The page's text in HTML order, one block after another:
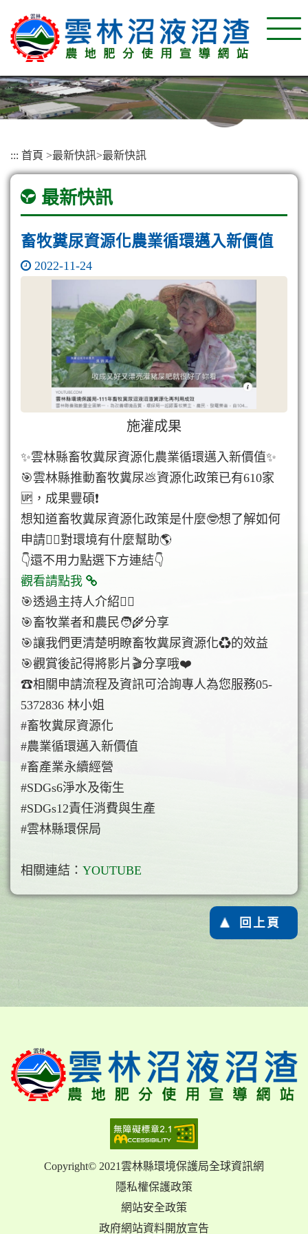
::: 首頁 >最新快訊>最新快訊
最新快訊
畜牧糞尿資源化農業循環邁入新價值
2022-11-24
施灌成果
✨雲林縣畜牧糞尿資源化農業循環邁入新價值✨
🎯雲林縣推動畜牧糞尿💩資源化政策已有610家
🆙，成果豐碩❗
想知道畜牧糞尿資源化政策是什麼🤓想了解如何
申請🙋‍♂️對環境有什麼幫助🌎
👇還不用力點選下方連結👇
觀看請點我
🎯透過主持人介紹💁‍♀️
🎯畜牧業者和農民🧑‍🌾分享
🎯讓我們更清楚明瞭畜牧糞尿資源化♻的效益
🎯觀賞後記得將影片🎬分享哦❤️
☎相關申請流程及資訊可洽詢專人為您服務05-
5372836 林小姐
#畜牧糞尿資源化
#農業循環邁入新價值
#畜產業永續經營
#SDGs6淨水及衛生
#SDGs12責任消費與生產
#雲林縣環保局
相關連結： YOUTUBE
回上頁
Copyright© 2021雲林縣環境保護局全球資訊網
隱私權保護政策
網站安全政策
政府網站資料開放宣告